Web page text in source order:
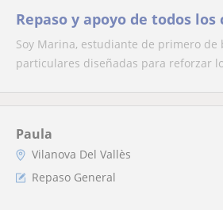
Repaso y apoyo de todos los
Soy Marina, estudiante de primero de
particulares diseñadas para reforzar
Paula
Vilanova Del Vallès
Repaso General